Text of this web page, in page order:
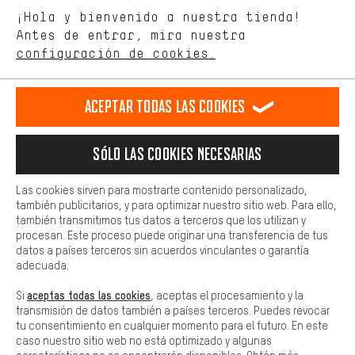
Idioma"
español
ES english Deutsch
RESCINDIR EL CONTRATO Comunidad de Aquisgrán
Aviso Legal Protección de datos Condiciones Generales
Plataforma de reportes Reciclaje de baterias
Configuración de las cookies Ajusta el contraste
Todos los precios indicados son en euros e sin MwSt, más
gastos de envío aEstados Unidos.
¡Hola y bienvenido a nuestra tienda!
Antes de entrar, mira nuestra
configuración de cookies.
tienda. Con las cookies de rendimiento, puedes influir en la mejora
de nuestro sitio web y nuestra oferta de la tienda con tu
comportamiento de compra.
Más confort
cookies de comodidad, creamos enlaces a plataformas de redes
sociales. Esto nos permite proporcionarle más contenido e
adicionales que le ayudarán a encontrar los productos adecuados.
preguntas de forma rápida y sencilla.
Básica
Las cookies básicas aseguran que puedas usar nuestro sitio web.
Aceptar todas las cookies
Sólo las cookies necesarias
Las cookies sirven para mostrarte contenido personalizado,
también publicitarios, y para optimizar nuestro sitio web. Para ello,
también transmitimos tus datos a terceros que los utilizan y
procesan. Este proceso puede originar una transferencia de tus
datos a países terceros sin acuerdos vinculantes o garantía
adecuada.
Si aceptas todas las cookies , aceptas el procesamiento y la
transmisión de datos también a países terceros. Puedes revocar
tu consentimiento en cualquier momento para el futuro. En este
caso nuestro sitio web no está optimizado y algunas